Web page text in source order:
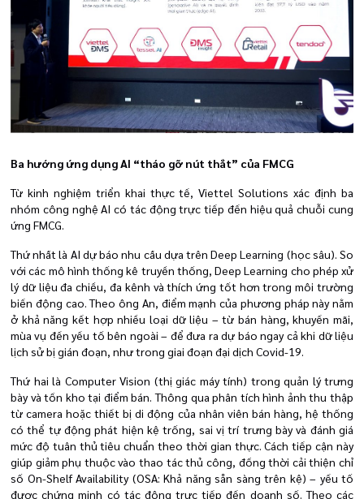
Ba hướng ứng dụng AI “tháo gỡ nút thắt” của FMCG
Từ kinh nghiệm triển khai thực tế, Viettel Solutions xác định ba
nhóm công nghệ AI có tác động trực tiếp đến hiệu quả chuỗi cung
ứng FMCG.
Thứ nhất là AI dự báo nhu cầu dựa trên Deep Learning (học sâu). So
với các mô hình thống kê truyền thống, Deep Learning cho phép xử
lý dữ liệu đa chiều, đa kênh và thích ứng tốt hơn trong môi trường
biến động cao. Theo ông An, điểm mạnh của phương pháp này nằm
ở khả năng kết hợp nhiều loại dữ liệu – từ bán hàng, khuyến mãi,
mùa vụ đến yếu tố bên ngoài – để đưa ra dự báo ngay cả khi dữ liệu
lịch sử bị gián đoạn, như trong giai đoạn đại dịch Covid-19.
Thứ hai là Computer Vision (thị giác máy tính) trong quản lý trưng
bày và tồn kho tại điểm bán. Thông qua phân tích hình ảnh thu thập
từ camera hoặc thiết bị di động của nhân viên bán hàng, hệ thống
có thể tự động phát hiện kệ trống, sai vị trí trưng bày và đánh giá
mức độ tuân thủ tiêu chuẩn theo thời gian thực. Cách tiếp cận này
giúp giảm phụ thuộc vào thao tác thủ công, đồng thời cải thiện chỉ
số On-Shelf Availability (OSA: Khả năng sẵn sàng trên kệ) – yếu tố
được chứng minh có tác động trực tiếp đến doanh số. Theo các